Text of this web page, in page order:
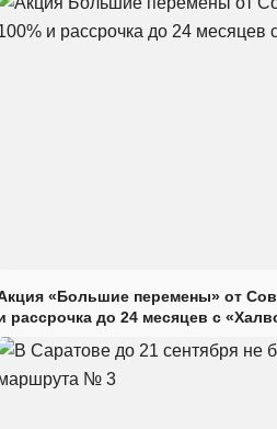
«Большие перемены» от
рассрочка до 24 месяцев с